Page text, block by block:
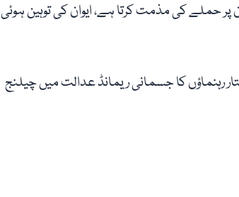
پر حملے کی مذمت کرتا ہے، ایوان کی توہین ہوئی
رہنماؤں کا جسمانی ریمانڈ عدالت میں چیلنج